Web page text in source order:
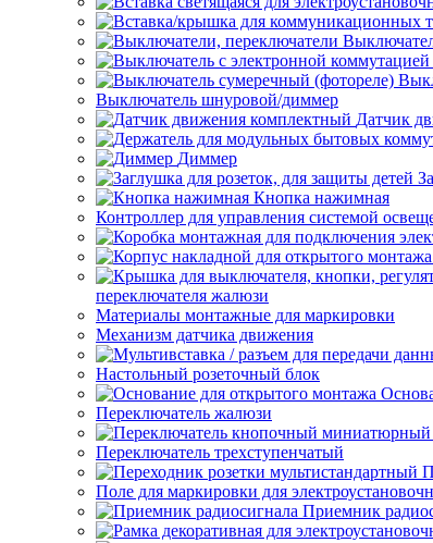
Выключатель шнуровой/диммер
Датчик
Диммер
Кнопка нажимная
Контроллер для управления системой
переключателя жалюзи
Материалы монтажные для маркировки
Механизм датчика движения
Настольный розеточный блок
Переключатель жалюзи
Переключатель трехступенчатый
Поле для маркировки для
Приемник